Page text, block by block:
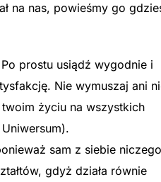
na nas, powieśmy go
prostu usiądź wygodnie i
Nie wymuszaj ani
życiu na wszystkich
sam z siebie
gdyż działa równie